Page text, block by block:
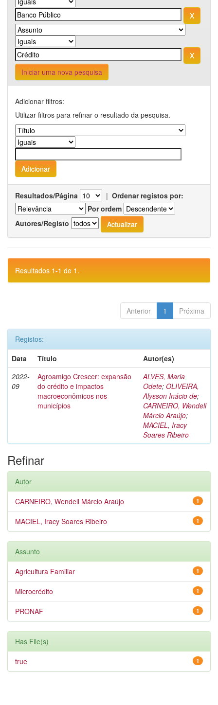
Iniciar uma nova pesquisa
Adicionar filtros:
Utilizar filtros para refinar o resultado da pesquisa.
Resultados/Página | Ordenar registos por:
Por ordem
Autores/Registo
Resultados 1-1 de 1.
Anterior 1 Próxima
Registos:
Data
Título
Autor(es)
2022-
09
Agroamigo Crescer: expansão
do crédito e impactos
macroeconômicos nos
municípios
ALVES, Maria
Odete; OLIVEIRA,
Alysson Inácio de;
CARNEIRO, Wendell
Márcio Araújo;
MACIEL, Iracy
Soares Ribeiro
Refinar
Autor
1
CARNEIRO, Wendell Márcio Araújo
1
MACIEL, Iracy Soares Ribeiro
Assunto
1
Agricultura Familiar
1
Microcrédito
1
PRONAF
Has File(s)
1
true